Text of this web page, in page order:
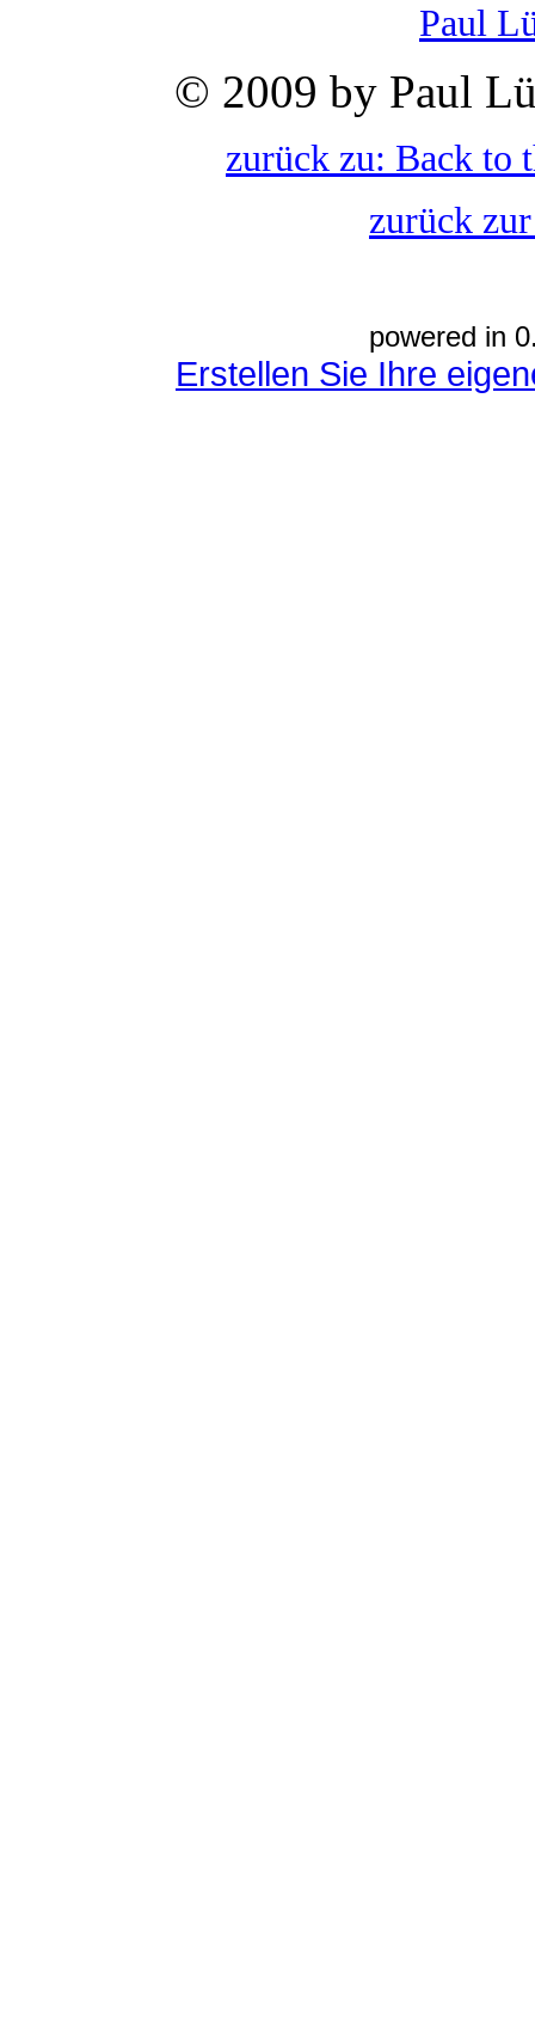
Paul
© 2009 by Paul
zurück zu: Back to
zurück
powered in
Erstellen Sie Ihre